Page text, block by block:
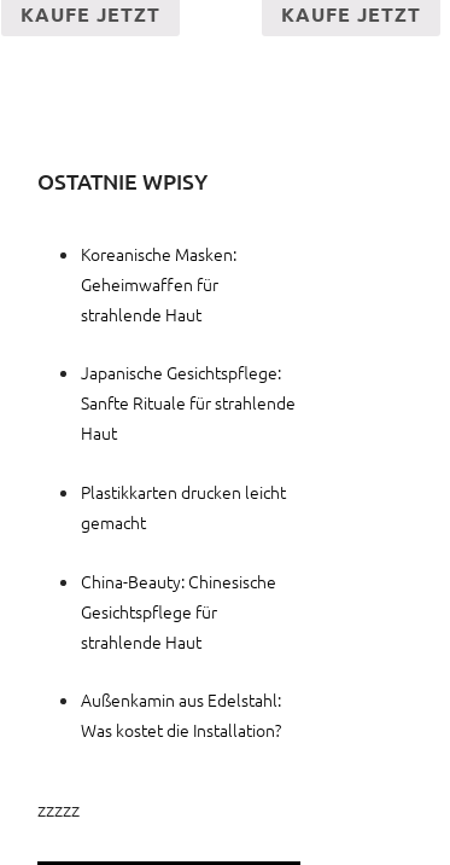
KAUFE JETZT KAUFE JETZT
OSTATNIE WPISY
Koreanische Masken:
Geheimwaffen für
strahlende Haut
Japanische Gesichtspflege:
Sanfte Rituale für strahlende
Haut
Plastikkarten drucken leicht
gemacht
China-Beauty: Chinesische
Gesichtspflege für
strahlende Haut
Außenkamin aus Edelstahl:
Was kostet die Installation?
zzzzz